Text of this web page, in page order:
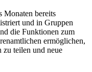
Monaten bereits
und in Gruppen
die Funktionen zum
ermöglichen,
zu teilen und neue